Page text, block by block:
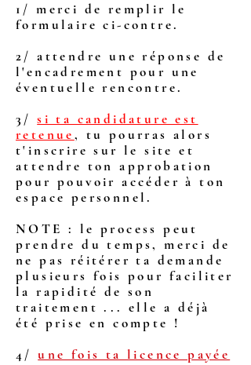
1/ merci de remplir le
formulaire ci-contre.
2/ attendre une réponse de
l'encadrement pour une
éventuelle rencontre.
3/si ta candidature est
retenue, tu pourras alors
t'inscrire sur le site et
attendre ton approbation
pour pouvoir accéder à ton
espace personnel.
NOTE : le process peut
prendre du temps, merci de
ne pas réitérer ta demande
plusieurs fois pour faciliter
la rapidité de son
traitement ... elle a déjà
été prise en compte !
4/une fois ta licence payée